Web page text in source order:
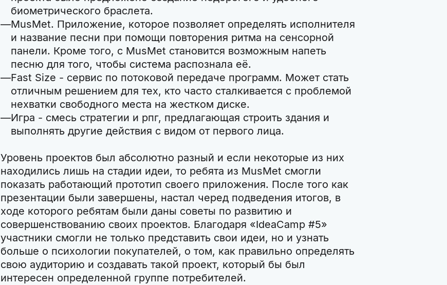
биометрического браслета.
MusMet. Приложение, которое позволяет определять исполнителя
и название песни при помощи повторения ритма на сенсорной
панели. Кроме того, с MusMet становится возможным напеть
песню для того, чтобы система распознала её.
Fast Size - сервис по потоковой передаче программ. Может стать
отличным решением для тех, кто часто сталкивается с проблемой
нехватки свободного места на жестком диске.
Игра - смесь стратегии и рпг, предлагающая строить здания и
выполнять другие действия с видом от первого лица.
Уровень проектов был абсолютно разный и если некоторые из них
находились лишь на стадии идеи, то ребята из MusMet смогли
показать работающий прототип своего приложения. После того как
презентации были завершены, настал черед подведения итогов, в
ходе которого ребятам были даны советы по развитию и
совершенствованию своих проектов. Благодаря «IdeaCamp #5»
участники смогли не только представить свои идеи, но и узнать
больше о психологии покупателей, о том, как правильно определять
свою аудиторию и создавать такой проект, который бы был
интересен определенной группе потребителей.